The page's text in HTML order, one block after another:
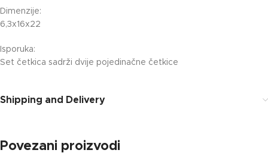
Dimenzije:
6,3x16x22
Isporuka:
Set četkica sadrži dvije pojedinačne četkice
Shipping and Delivery
Povezani proizvodi